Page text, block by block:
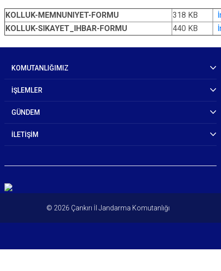
KOLLUK-MEMNUNIYET-FORMU 318 KB
KOLLUK-SIKAYET_IHBAR-FORMU
440 KB
KOMUTANLIĞIMIZ
İŞLEMLER
GÜNDEM
İLETİŞİM
© 2026 Çankırı İl Jandarma Komutanlığı